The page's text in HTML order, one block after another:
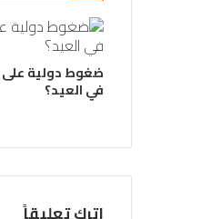
ضغوط دولية على
في العيد؟